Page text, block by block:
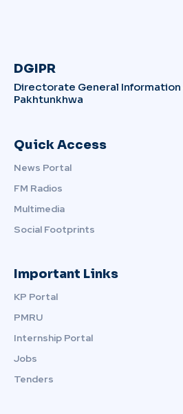
DGIPR
Directorate General Information
Pakhtunkhwa
Quick Access
News Portal
FM Radios
Multimedia
Social Footprints
Important Links
KP Portal
PMRU
Internship Portal
Jobs
Tenders